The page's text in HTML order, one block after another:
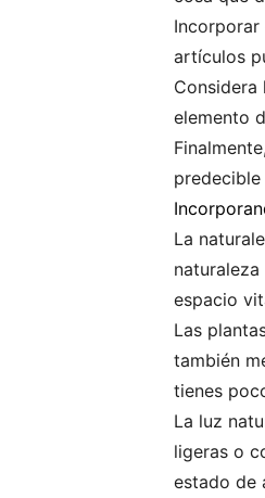
artículos
Considera
elemento
La
espacio
Las
también
tienes
La luz
ligeras o
estado de